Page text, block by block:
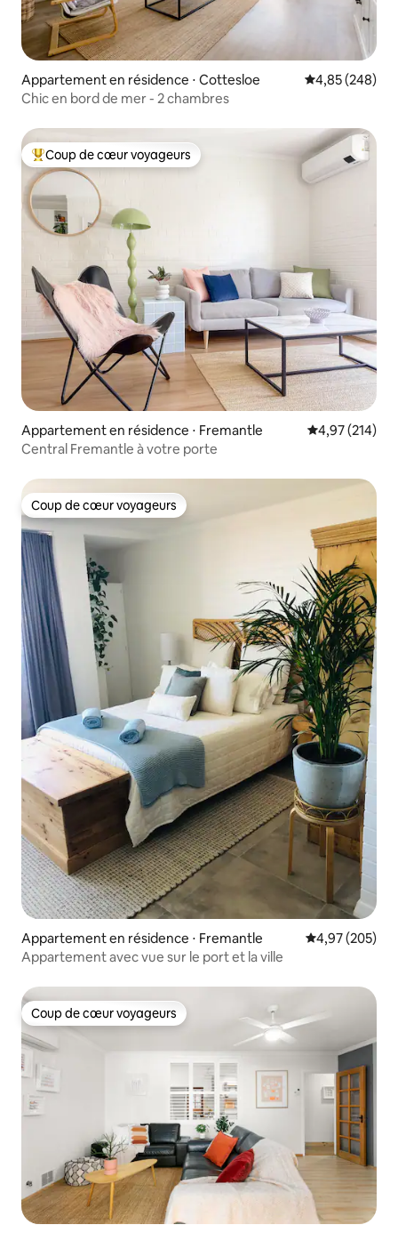
Appartement en résidence ⋅ Cottesloe Évaluation
4,85 (248)
Chic en bord de mer - 2 chambres
Coups de cœur voyageurs les plus appréciés
Coup de cœur voyageurs
Appartement en résidence ⋅ Fremantle Évaluation
4,97 (214)
Central Fremantle à votre porte
Coup de cœur voyageurs
Coup de cœur voyageurs
Appartement en résidence ⋅ Fremantle Évaluation
4,97 (205)
Appartement avec vue sur le port et la ville
Coup de cœur voyageurs
Coup de cœur voyageurs